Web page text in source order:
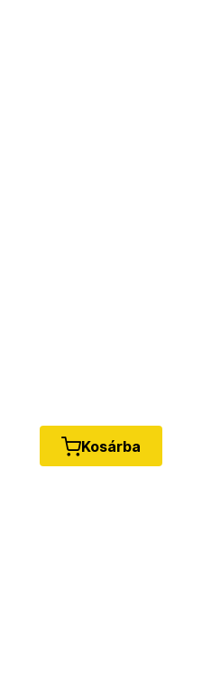
Kosárba